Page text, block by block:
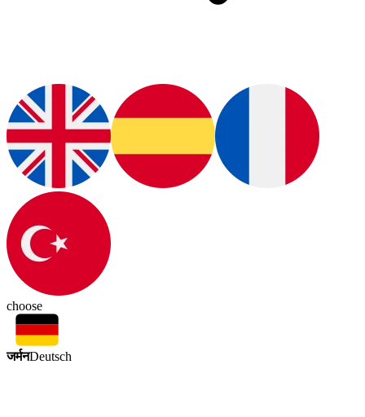
choose
जर्मनDeutsch